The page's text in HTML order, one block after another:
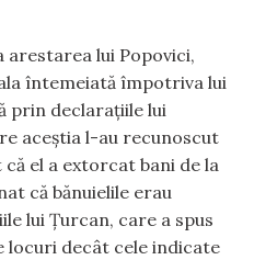
lui Popovici,
întemeiată împotriva lui
prin declarațiile lui
aceștia l-au recunoscut
el a extorcat bani de la
că bănuielile erau
lui Țurcan, care a spus
locuri decât cele indicate